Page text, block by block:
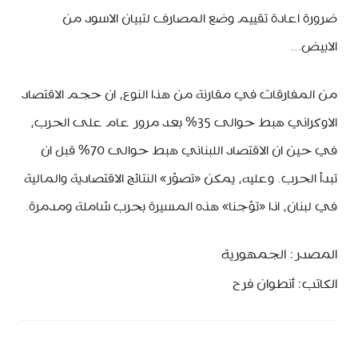
ضرورة اعادة تقييم وضع المصارف لتبيان الاسود من
الابيض…
من المفارقات في مقارنة من هذا النوع، ان حجم الاقتصاد
الاوكراني هبط حوالى 35% بعد مرور عام على الحرب،
في حين ان الاقتصاد اللبناني هبط حوالى 70% قبل ان
تبدأ الحرب. وعليه، يمكن «تصوّر» النتائج الاقتصادية والمالية
في لبنان، اذا «توّجنا» هذه المسيرة بحرب شاملة ومدمرة.
المصدر: الجمهورية
الكاتب: أنطوان فرح